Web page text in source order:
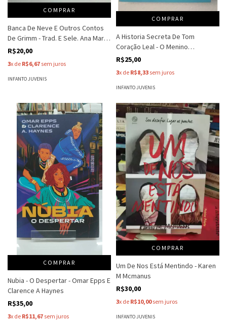
COMPRAR
Banca De Neve E Outros Contos
De Grimm - Trad. E Sele. Ana Maria
Machado
R$20,00
3x de R$6,67 sem juros
INFANTO JUVENIS
COMPRAR
A Historia Secreta De Tom
Coração Leal - O Menino
Aventureiro - Ian Beck
R$25,00
3x de R$8,33 sem juros
INFANTO JUVENIS
COMPRAR
Nubia - O Despertar - Omar Epps E
Clarence A Haynes
R$35,00
3x de R$11,67 sem juros
COMPRAR
Um De Nos Está Mentindo - Karen
M Mcmanus
R$30,00
3x de R$10,00sem juros
INFANTO JUVENIS